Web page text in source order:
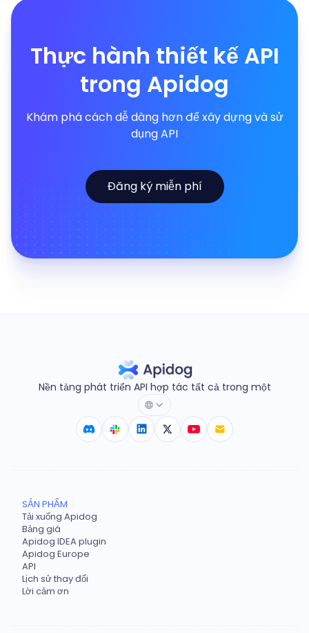
Thực hành thiết kế API
trong Apidog
Khám phá cách dễ dàng hơn để xây dựng và sử
dụng API
Đăng ký miễn phí
Nền tảng phát triển API hợp tác tất cả trong một
SẢN PHẨM
Tải xuống Apidog
Bảng giá
Apidog IDEA plugin
Apidog Europe
API
Lịch sử thay đổi
Lời cảm ơn